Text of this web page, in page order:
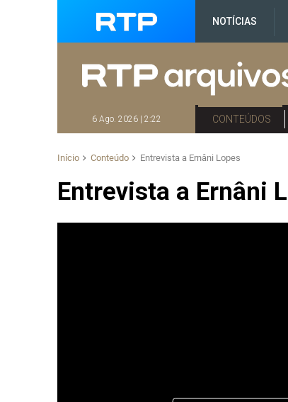
NOTÍCIAS
6 Ago. 2026 | 2:22 CONTEÚDOS
Início Conteúdo Entrevista a Ernâni Lopes
Entrevista a Ernâni